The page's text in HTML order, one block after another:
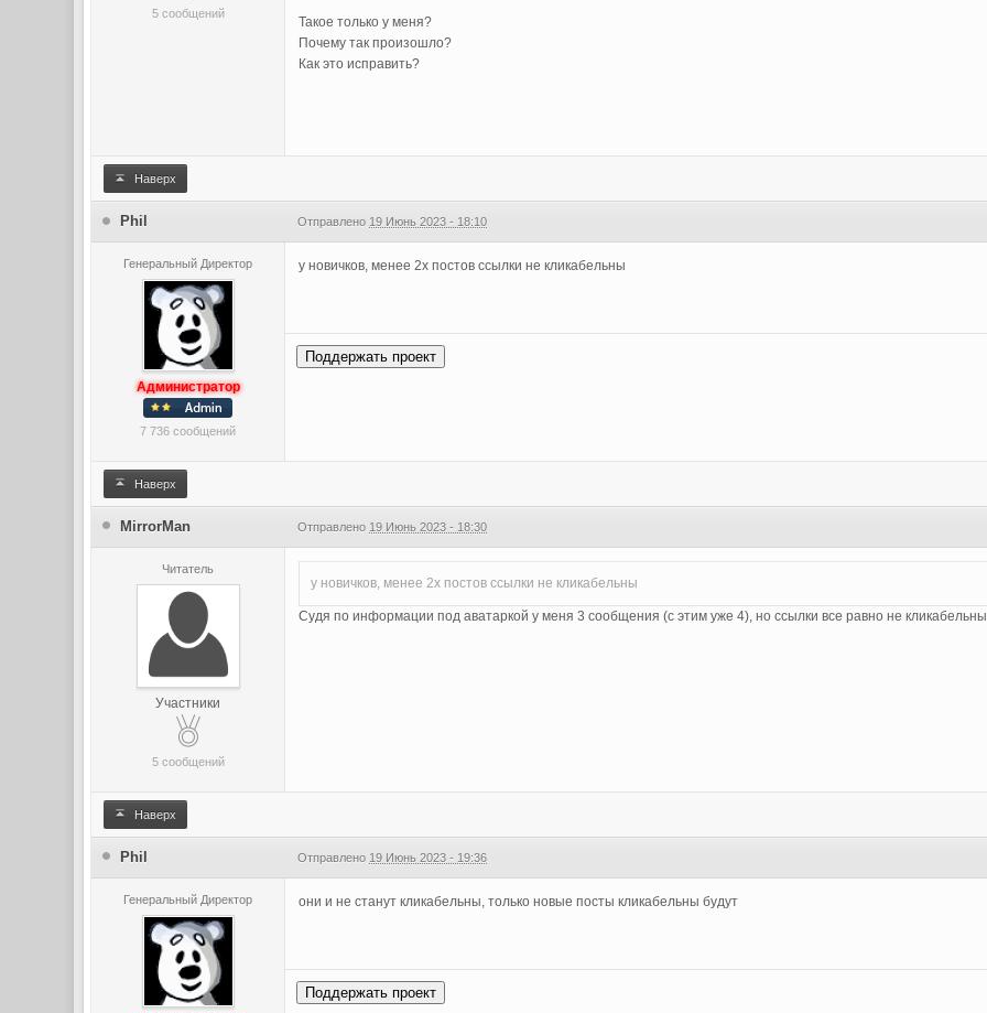
5 сообщений
Такое только у меня?
Почему так произошло?
Как это исправить?
Наверх
Phil Отправлено 19 Июнь 2023 - 18:10
Генеральный Директор
Администратор
7 736 сообщений
у новичков, менее 2х постов ссылки не кликабельны
Поддержать проект
Наверх
MirrorMan Отправлено 19 Июнь 2023 - 18:30
Читатель
Участники
5 сообщений
у новичков, менее 2х постов ссылки не кликабельны
Судя по информации под аватаркой у меня 3 сообщения (с этим уже 4), но ссылки все равно не
Наверх
Phil Отправлено 19 Июнь 2023 - 19:36
Генеральный Директор они и не станут кликабельны, только новые посты кликабельны будут
Поддержать проект